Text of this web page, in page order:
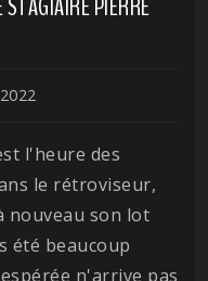
l'heure des
le rétroviseur,
nouveau son lot
été beaucoup
n'arrive pas